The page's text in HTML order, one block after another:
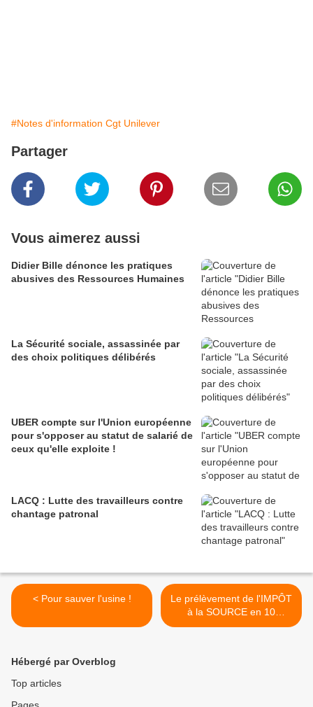
#Notes d'information Cgt Unilever
Partager
Vous aimerez aussi
Didier Bille dénonce les pratiques
abusives des Ressources Humaines
La Sécurité sociale, assassinée par
des choix politiques délibérés
UBER compte sur l'Union européenne
pour s'opposer au statut de salarié de
ceux qu'elle exploite !
LACQ : Lutte des travailleurs contre
chantage patronal
< Pour sauver l'usine !
Le prélèvement de l'IMPÔT
à la SOURCE en 10
QUESTIONS ( CGT
Hébergé par Overblog
Top articles